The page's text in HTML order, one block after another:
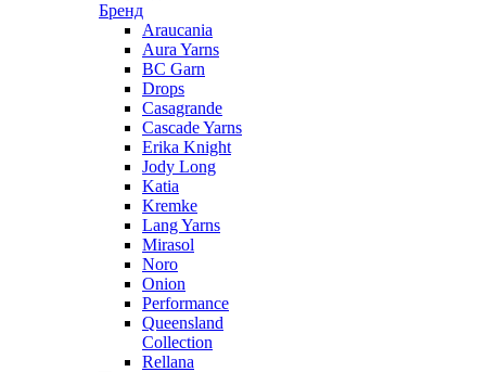
Бренд
Araucania
Aura Yarns
BC Garn
Drops
Casagrande
Cascade Yarns
Erika Knight
Jody Long
Katia
Kremke
Lang Yarns
Mirasol
Noro
Onion
Performance
Queensland
Collection
Rellana